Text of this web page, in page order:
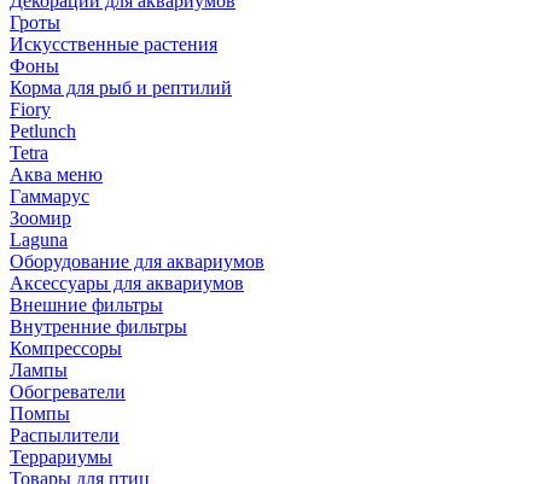
Гроты
Искусственные растения
Фоны
Корма для рыб и рептилий
Fiory
Petlunch
Tetra
Аква меню
Гаммарус
Зоомир
Laguna
Оборудование для аквариумов
Аксессуары для аквариумов
Внешние фильтры
Внутренние фильтры
Компрессоры
Лампы
Обогреватели
Помпы
Распылители
Террариумы
Товары для птиц